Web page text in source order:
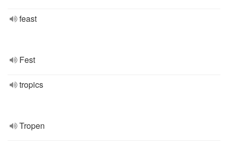
feast
Fest
tropics
Tropen